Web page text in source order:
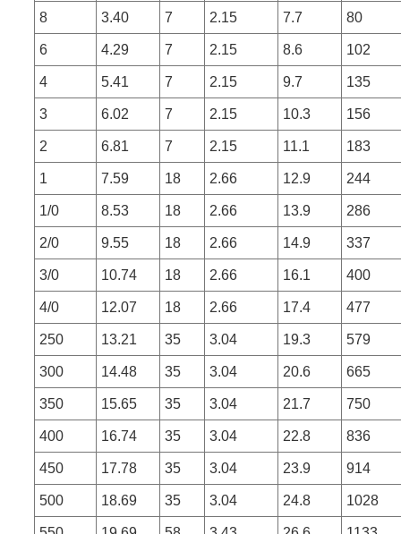
8 3.40 7 2.15 7.7 80
6 4.29 7 2.15 8.6 102
4 5.41 7 2.15 9.7 135
3 6.02 7 2.15 10.3 156
2 6.81 7 2.15 11.1 183
1 7.59 18 2.66 12.9 244
1/0 8.53 18 2.66 13.9 286
2/0 9.55 18 2.66 14.9 337
3/0 10.74 18 2.66 16.1 400
4/0 12.07 18 2.66 17.4 477
250 13.21 35 3.04 19.3 579
300 14.48 35 3.04 20.6 665
350 15.65 35 3.04 21.7 750
400 16.74 35 3.04 22.8 836
450 17.78 35 3.04 23.9 914
500 18.69 35 3.04 24.8 1028